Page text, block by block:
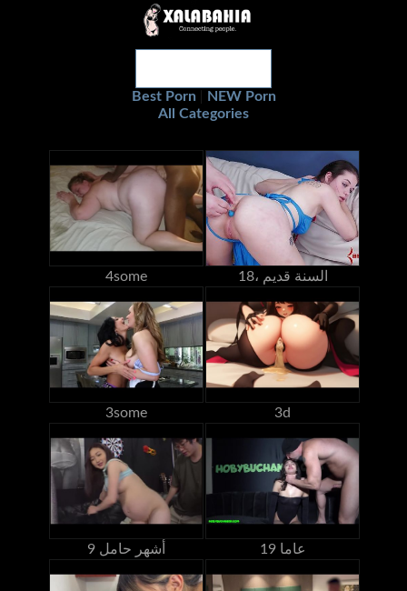
Best Porn
NEW Porn
All Categories
4some 18، السنة قديم
3some 3d
9 أشهر حامل 19 عاما